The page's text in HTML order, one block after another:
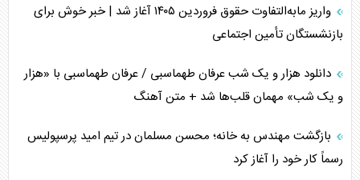
تأثیر جنگ ایران و آمریکا بر اقتصاد جهانی
اربعین، کابوس مشترک تل‌آویو-واشنگتن
برنامه هفتم توسعه در نقطه کور سیاستگذاری
کنوانسیون دریای خزر در راستای منافع ملی است؟
واریز مابه‌التفاوت حقوق فروردین ۱۴۰۵ آغاز شد | خبر خوش برای
بازنشستگان تأمین اجتماعی
دانلود هزار و یک شب عرفان طهماسبی / عرفان طهماسبی با «هزار
و یک شب» مهمان قلب‌ها شد + متن آهنگ
بازگشت مهندس به خانه؛ محسن مسلمان در تیم امید پرسپولیس
رسماً کار خود را آغاز کرد